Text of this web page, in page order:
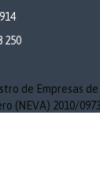
250
de Empresas
(NEVA) 2010/